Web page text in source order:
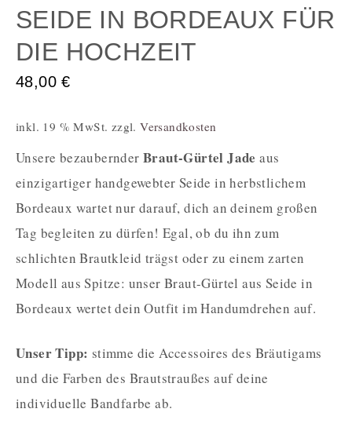
SEIDE IN BORDEAUX FÜR
DIE HOCHZEIT
48,00€
inkl. 19 % MwSt. zzgl.Versandkosten
Unsere bezaubernder Braut-Gürtel Jade aus
einzigartiger handgewebter Seide in herbstlichem
Bordeaux wartet nur darauf, dich an deinem großen
Tag begleiten zu dürfen! Egal, ob du ihn zum
schlichten Brautkleid trägst oder zu einem zarten
Modell aus Spitze: unser Braut-Gürtel aus Seide in
Bordeaux wertet dein Outfit im Handumdrehen auf.
Unser Tipp: stimme die Accessoires des Bräutigams
und die Farben des Brautstraußes auf deine
individuelle Bandfarbe ab.